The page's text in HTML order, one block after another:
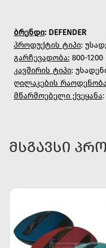
ბრენდი: DEFENDER
პროდუქტის ტიპი:
გარჩევადობა: 800-1200
კავშირის ტიპი:
ღილაკების რაოდენობა
მწარმოებელი ქვეყანა
ᲛᲡᲒᲐᲕᲡᲘ